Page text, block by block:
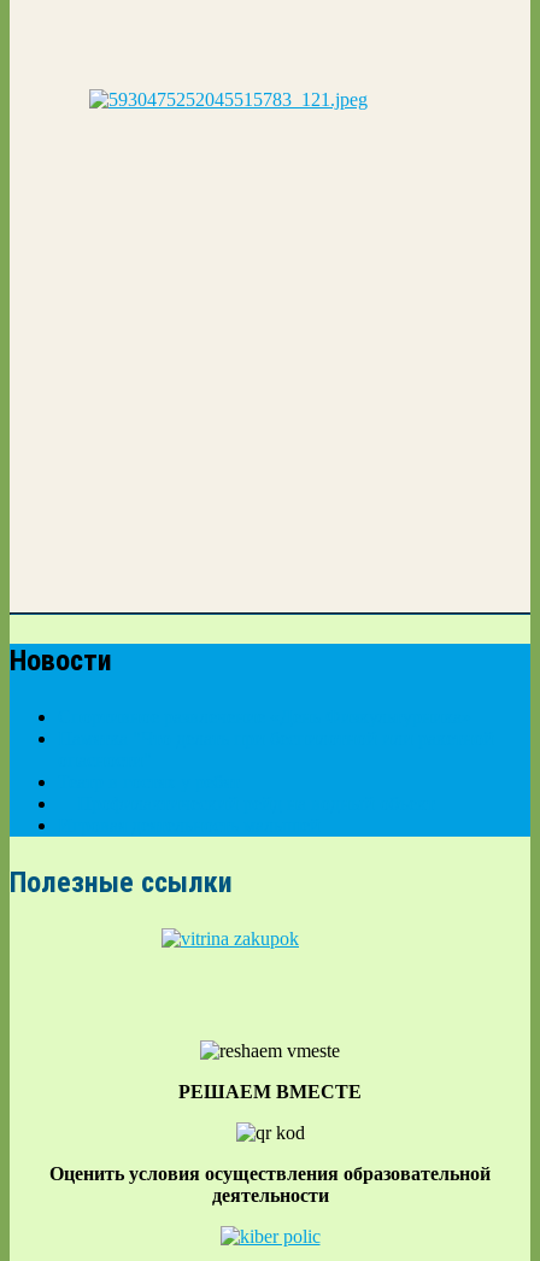
Новости
Полезные ссылки
РЕШАЕМ ВМЕСТЕ
Оценить условия осуществления образовательной
деятельности